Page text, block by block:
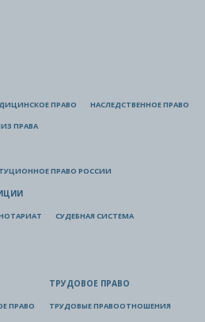
ПРАВО НАСЛЕДСТВЕННОЕ ПРАВО
ПРАВА
ПРАВО РОССИИ
СУДЕБНАЯ СИСТЕМА
ПРАВО
ТРУДОВОЕ ПРАВО
ТРУДОВЫЕ ПРАВООТНОШЕНИЯ